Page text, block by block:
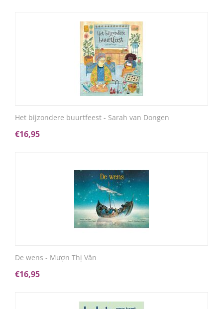
Het bijzondere buurtfeest - Sarah van Dongen
€16,95
De wens - Mượn Thị Văn
€16,95